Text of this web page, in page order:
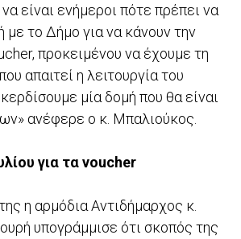
είναι ενήμεροι πότε πρέπει να
με το Δήμο για να κάνουν την
προκειμένου να έχουμε τη
απαιτεί η λειτουργία του
μία δομή που θα είναι
ανέφερε ο κ. Μπαλιούκος.
για τα voucher
η αρμόδια Αντιδήμαρχος κ.
υπογράμμισε ότι σκοπός της